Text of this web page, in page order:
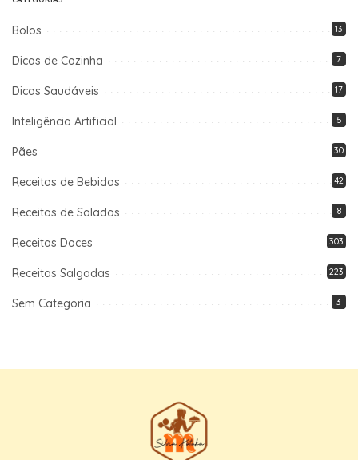
Bolos 13
Dicas de Cozinha 7
Dicas Saudáveis 17
Inteligência Artificial 5
Pães 30
Receitas de Bebidas 42
Receitas de Saladas 8
Receitas Doces 303
Receitas Salgadas 223
Sem Categoria 3